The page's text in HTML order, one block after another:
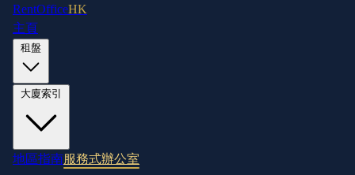
RentOfficeHK
主頁
地區指南服務式辦公室